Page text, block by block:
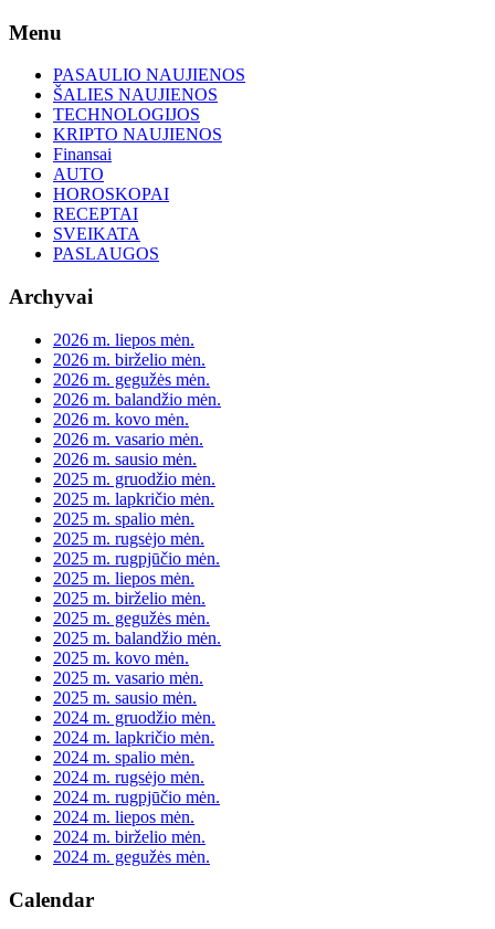
Skip
content
Menu
PASAULIO NAUJIENOS
ŠALIES NAUJIENOS
TECHNOLOGIJOS
KRIPTO NAUJIENOS
Finansai
AUTO
HOROSKOPAI
RECEPTAI
SVEIKATA
PASLAUGOS
Archyvai
2026 m. liepos mėn.
2026 m. birželio mėn.
2026 m. gegužės mėn.
2026 m. balandžio mėn.
2026 m. kovo mėn.
2026 m. vasario mėn.
2026 m. sausio mėn.
2025 m. gruodžio mėn.
2025 m. lapkričio mėn.
2025 m. spalio mėn.
2025 m. rugsėjo mėn.
2025 m. rugpjūčio mėn.
2025 m. liepos mėn.
2025 m. birželio mėn.
2025 m. gegužės mėn.
2025 m. balandžio mėn.
2025 m. kovo mėn.
2025 m. vasario mėn.
2025 m. sausio mėn.
2024 m. gruodžio mėn.
2024 m. lapkričio mėn.
2024 m. spalio mėn.
2024 m. rugsėjo mėn.
2024 m. rugpjūčio mėn.
2024 m. liepos mėn.
2024 m. birželio mėn.
2024 m. gegužės mėn.
Calendar